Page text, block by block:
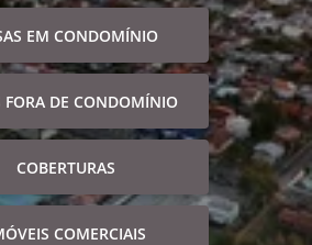
EM CONDOMÍNIO
FORA DE CONDOMÍNIO
COBERTURAS
COMERCIAIS